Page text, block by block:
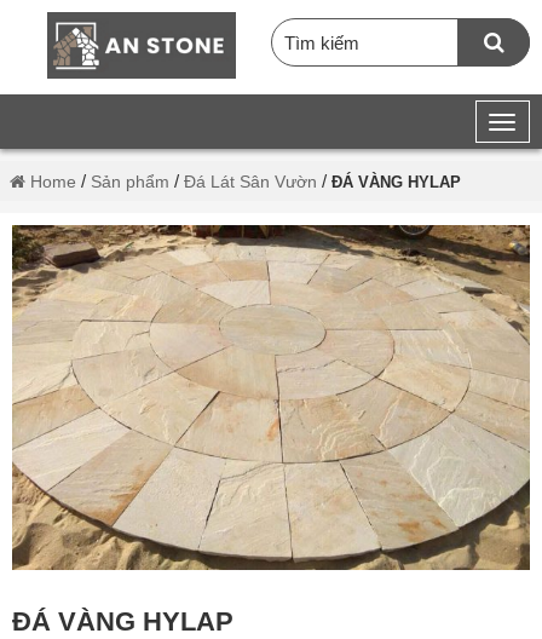
Home / Sản phẩm / Đá Lát Sân Vườn / ĐÁ VÀNG HYLAP
ĐÁ VÀNG HYLAP